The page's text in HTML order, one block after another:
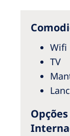
Philippines
North
United
Global
Wifi
TV